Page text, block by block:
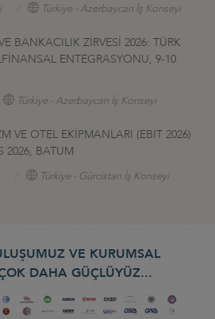
Türkiye - Azerbaycan İş Konseyi
BANKACILIK ZİRVESİ 2026: TÜRK
ENTEGRASYONU, 9-10
Türkiye - Azerbaycan İş Konseyi
VE OTEL EKİPMANLARI (EBIT 2026)
2026, BATUM
Türkiye - Gürcistan İş Konseyi
VE KURUMSAL
DAHA GÜÇLÜYÜZ...